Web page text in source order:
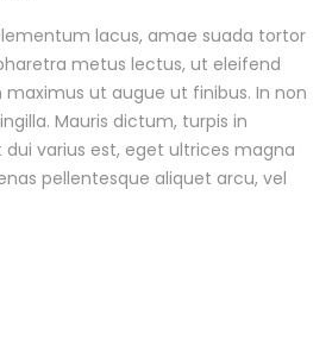
lacus, amae suada tortor
metus lectus, ut eleifend
maximus ut augue ut finibus. In non
Mauris dictum, turpis in
varius est, eget ultrices magna
pellentesque aliquet arcu, vel